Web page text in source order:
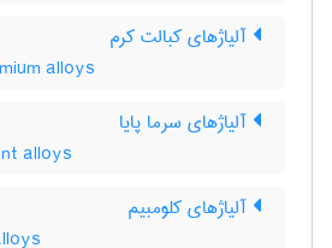
آلیاژهای کبالت کرم
alloys
آلیاژهای سرما پایا
alloys
آلیاژهای کلومبیم